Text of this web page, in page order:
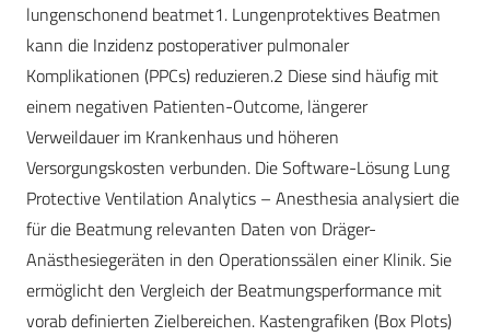
lungenschonend beatmet1. Lungenprotektives Beatmen
kann die Inzidenz postoperativer pulmonaler
Komplikationen (PPCs) reduzieren.2 Diese sind häufig mit
einem negativen Patienten-Outcome, längerer
Verweildauer im Krankenhaus und höheren
Versorgungskosten verbunden. Die Software-Lösung Lung
Protective Ventilation Analytics – Anesthesia analysiert die
für die Beatmung relevanten Daten von Dräger-
Anästhesiegeräten in den Operationssälen einer Klinik. Sie
ermöglicht den Vergleich der Beatmungsperformance mit
vorab definierten Zielbereichen. Kastengrafiken (Box Plots)